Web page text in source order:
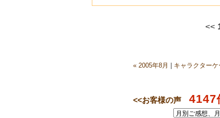
<<
« 2005年8月 キャラクター
<<お客様の声 4147